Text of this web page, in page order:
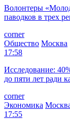
Волонтеры
паводков в трех
corner
Общество Москва
17:58
Исследование:
до пяти лет ради
corner
Экономика
17:55